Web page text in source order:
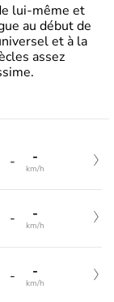
lui-même et
au début de
et à la
assez
- -
km/h
- -
km/h
- -
km/h